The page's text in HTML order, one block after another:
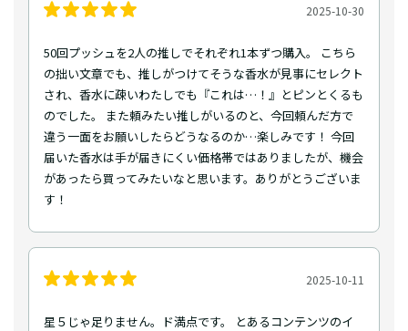
2025-10-30
50回プッシュを2人の推しでそれぞれ1本ずつ購入。 こちら
の拙い文章でも、推しがつけてそうな香水が見事にセレクト
され、香水に疎いわたしでも『これは…！』とピンとくるも
のでした。 また頼みたい推しがいるのと、今回頼んだ方で
違う一面をお願いしたらどうなるのか…楽しみです！ 今回
届いた香水は手が届きにくい価格帯ではありましたが、機会
があったら買ってみたいなと思います。ありがとうございま
す！
2025-10-11
星５じゃ足りません。ド満点です。 とあるコンテンツのイ